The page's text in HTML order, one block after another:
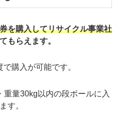
を購入してリサイクル事業社
もらえます。
購入が可能です。
量30kg以内の段ボールに入
す。